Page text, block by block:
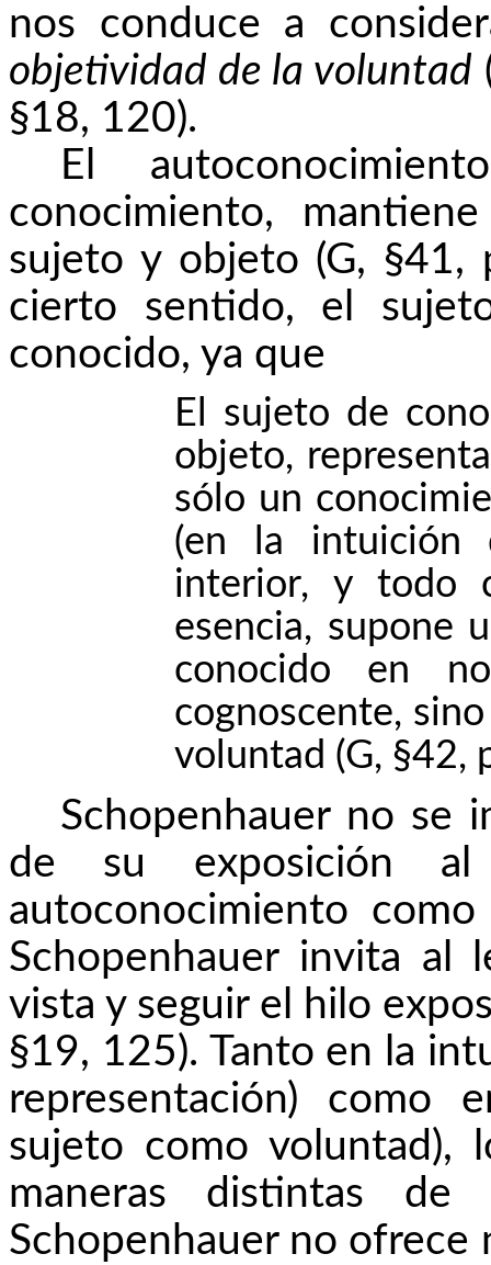
nos conduce a
objetividad de la voluntad
§18, 120).
El
conocimiento,
sujeto y objeto (G, §41,
cierto sentido, el
conocido, ya que
El sujeto de
objeto,
sólo un
(en la intuición
interior, y todo
esencia, supone
conocido en
cognoscente,
voluntad (G, §42,
Schopenhauer no se
de su exposición
autoconocimiento
Schopenhauer invita al
vista y seguir el hilo
§19, 125). Tanto en la
representación) como
sujeto como voluntad),
maneras distintas de
Schopenhauer no